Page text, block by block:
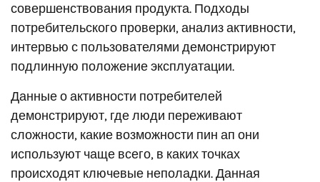
совершенствования продукта. Подходы
потребительского проверки, анализ активности,
интервью с пользователями демонстрируют
подлинную положение эксплуатации.
Данные о активности потребителей
демонстрируют, где люди переживают
сложности, какие возможности пин ап они
используют чаще всего, в каких точках
происходят ключевые неполадки. Данная